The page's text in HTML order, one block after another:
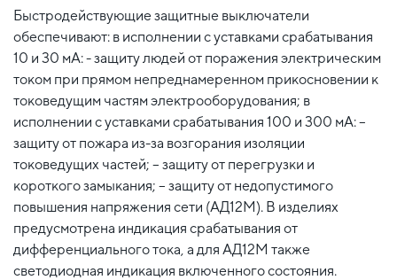
Быстродействующие защитные выключатели
обеспечивают: в исполнении с уставками срабатывания
10 и 30 мА: - защиту людей от поражения электрическим
током при прямом непреднамеренном прикосновении к
токоведущим частям электрооборудования; в
исполнении с уставками срабатывания 100 и 300 мА: –
защиту от пожара из-за возгорания изоляции
токоведущих частей; – защиту от перегрузки и
короткого замыкания; – защиту от недопустимого
повышения напряжения сети (АД12М). В изделиях
предусмотрена индикация срабатывания от
дифференциального тока, а для АД12М также
светодиодная индикация включенного состояния.